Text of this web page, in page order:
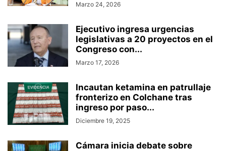
Marzo 24, 2026
Ejecutivo ingresa urgencias
legislativas a 20 proyectos en el
Congreso con...
Marzo 17, 2026
Incautan ketamina en patrullaje
fronterizo en Colchane tras
ingreso por paso...
Diciembre 19, 2025
Cámara inicia debate sobre